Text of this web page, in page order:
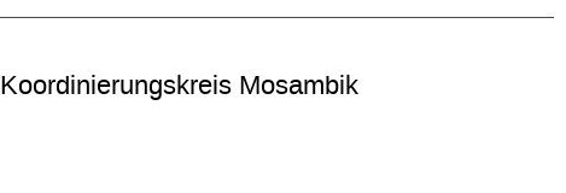
Koordinierungskreis Mosambik